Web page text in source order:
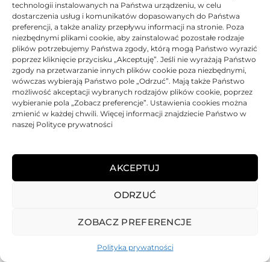
technologii instalowanych na Państwa urządzeniu, w celu
dostarczenia usług i komunikatów dopasowanych do Państwa
preferencji, a także analizy przepływu informacji na stronie. Poza
niezbędnymi plikami cookie, aby zainstalować pozostałe rodzaje
plików potrzebujemy Państwa zgody, którą mogą Państwo wyrazić
poprzez kliknięcie przycisku „Akceptuję”. Jeśli nie wyrażają Państwo
zgody na przetwarzanie innych plików cookie poza niezbędnymi,
wówczas wybierają Państwo pole „Odrzuć”. Mają także Państwo
możliwość akceptacji wybranych rodzajów plików cookie, poprzez
wybieranie pola „Zobacz preferencje”. Ustawienia cookies można
zmienić w każdej chwili. Więcej informacji znajdziecie Państwo w
naszej Polityce prywatności
AKCEPTUJ
ODRZUĆ
ZOBACZ PREFERENCJE
Polityka prywatności
ALL RIGHTS RESERVED. WEBSITE PROTECTED